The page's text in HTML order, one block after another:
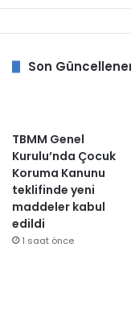
Son
TBMM Genel
Kurulu’nda Çocuk
Koruma Kanunu
teklifinde yeni
maddeler kabul
edildi
1 saat önce